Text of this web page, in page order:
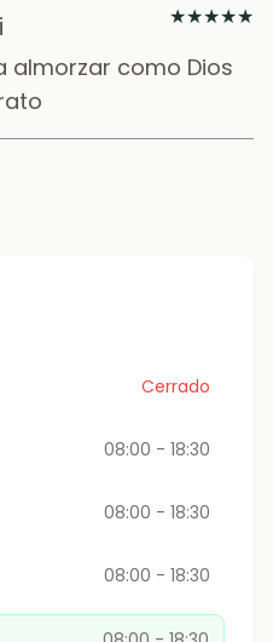
★★★★★
almorzar como Dios
Cerrado
08:00 - 18:30
08:00 - 18:30
08:00 - 18:30